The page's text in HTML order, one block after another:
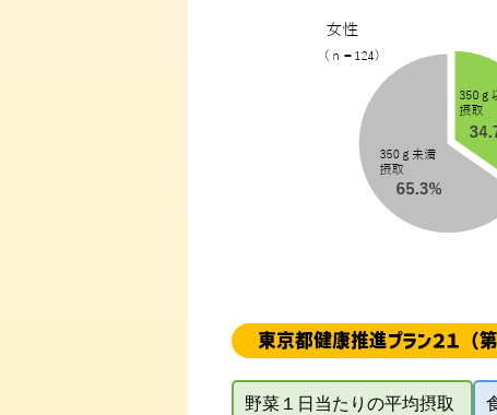
東京都健康推進プラン２１（
野菜１日当たりの平均摂取